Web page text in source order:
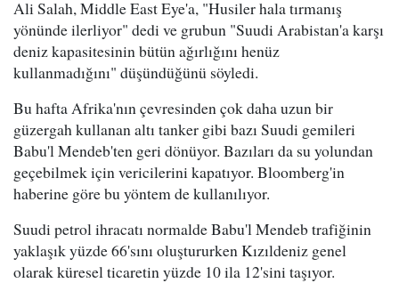
Ali Salah, Middle East Eye'a, "Husiler hala tırmanış
yönünde ilerliyor" dedi ve grubun "Suudi Arabistan'a karşı
deniz kapasitesinin bütün ağırlığını henüz
kullanmadığını" düşündüğünü söyledi.
Bu hafta Afrika'nın çevresinden çok daha uzun bir
güzergah kullanan altı tanker gibi bazı Suudi gemileri
Babu'l Mendeb'ten geri dönüyor. Bazıları da su yolundan
geçebilmek için vericilerini kapatıyor. Bloomberg'in
haberine göre bu yöntem de kullanılıyor.
Suudi petrol ihracatı normalde Babu'l Mendeb trafiğinin
yaklaşık yüzde 66'sını oluştururken Kızıldeniz genel
olarak küresel ticaretin yüzde 10 ila 12'sini taşıyor.